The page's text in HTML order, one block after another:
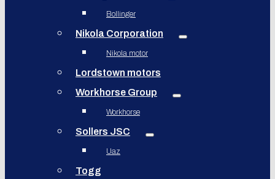
Bollinger
Nikola Corporation
Nikola motor
Lordstown motors
Workhorse Group
Workhorse
Sollers JSC
Uaz
Togg